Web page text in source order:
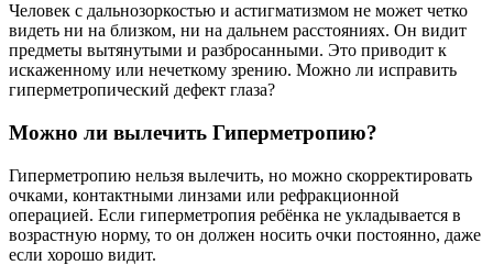
Человек с дальнозоркостью и астигматизмом не может четко
видеть ни на близком, ни на дальнем расстояниях. Он видит
предметы вытянутыми и разбросанными. Это приводит к
искаженному или нечеткому зрению. Можно ли исправить
гиперметропический дефект глаза?
Можно ли вылечить Гиперметропию?
Гиперметропию нельзя вылечить, но можно скорректировать
очками, контактными линзами или рефракционной
операцией. Если гиперметропия ребёнка не укладывается в
возрастную норму, то он должен носить очки постоянно, даже
если хорошо видит.